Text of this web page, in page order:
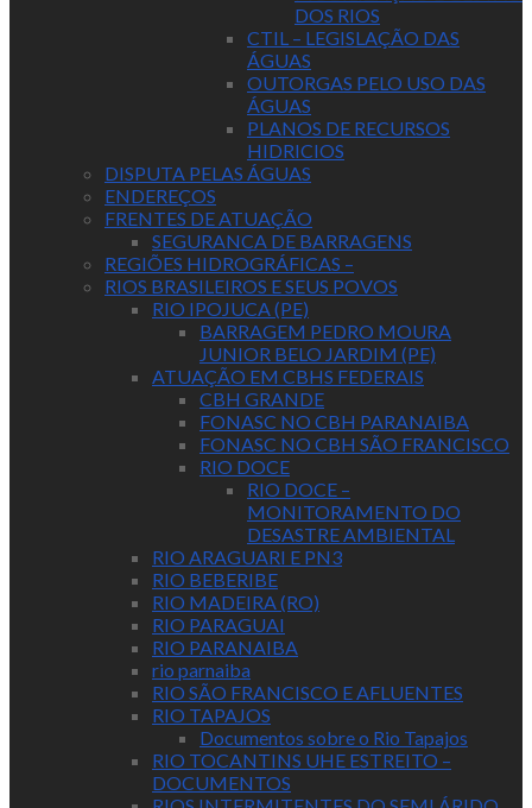
DOS RIOS
CTIL – LEGISLAÇÃO DAS
ÁGUAS
OUTORGAS PELO USO DAS
ÁGUAS
PLANOS DE RECURSOS
HIDRICIOS
DISPUTA PELAS ÁGUAS
ENDEREÇOS
FRENTES DE ATUAÇÃO
SEGURANCA DE BARRAGENS
REGIÕES HIDROGRÁFICAS –
RIOS BRASILEIROS E SEUS POVOS
RIO IPOJUCA (PE)
BARRAGEM PEDRO MOURA
JUNIOR BELO JARDIM (PE)
ATUAÇÃO EM CBHS FEDERAIS
CBH GRANDE
FONASC NO CBH PARANAIBA
FONASC NO CBH SÃO FRANCISCO
RIO DOCE
RIO DOCE –
MONITORAMENTO DO
DESASTRE AMBIENTAL
RIO ARAGUARI E PN3
RIO BEBERIBE
RIO MADEIRA (RO)
RIO PARAGUAI
RIO PARANAIBA
rio parnaiba
RIO SÃO FRANCISCO E AFLUENTES
RIO TAPAJOS
Documentos sobre o Rio Tapajos
RIO TOCANTINS UHE ESTREITO –
DOCUMENTOS